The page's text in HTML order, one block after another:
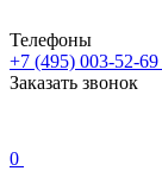
Телефоны
+7 (495) 003-52-69
Заказать звонок
0